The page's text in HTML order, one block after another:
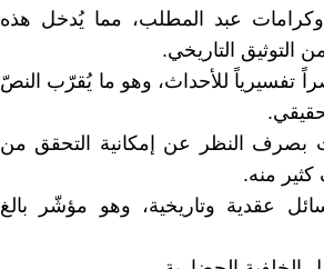
وكرامات عبد المطلب، مما يُدخل هذه
التاريخي.
تفسيرياً للأحداث، وهو ما يُقرّب النصّ
بصرف النظر عن إمكانية التحقق من
منه.
عقدية وتاريخية، وهو مؤشّر بالغ